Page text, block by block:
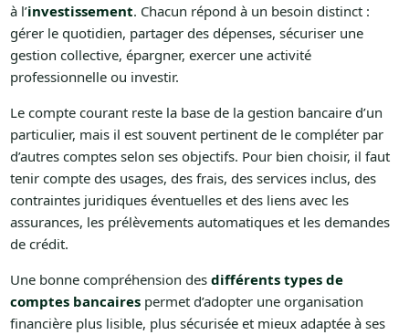
à l’investissement. Chacun répond à un besoin distinct :
gérer le quotidien, partager des dépenses, sécuriser une
gestion collective, épargner, exercer une activité
professionnelle ou investir.
Le compte courant reste la base de la gestion bancaire d’un
particulier, mais il est souvent pertinent de le compléter par
d’autres comptes selon ses objectifs. Pour bien choisir, il faut
tenir compte des usages, des frais, des services inclus, des
contraintes juridiques éventuelles et des liens avec les
assurances, les prélèvements automatiques et les demandes
de crédit.
Une bonne compréhension des différents types de
comptes bancairespermet d’adopter une organisation
financière plus lisible, plus sécurisée et mieux adaptée à ses